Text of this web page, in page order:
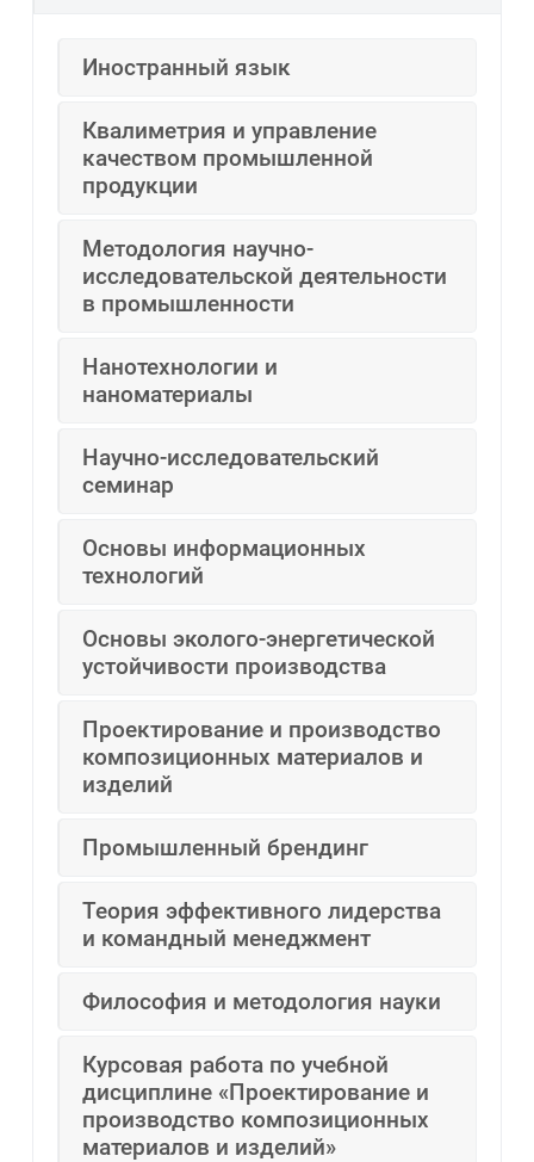
Иностранный язык
Квалиметрия и управление
качеством промышленной
продукции
Методология научно-
исследовательской деятельности
в промышленности
Нанотехнологии и
наноматериалы
Научно-исследовательский
семинар
Основы информационных
технологий
Основы эколого-энергетической
устойчивости производства
Проектирование и производство
композиционных материалов и
изделий
Промышленный брендинг
Теория эффективного лидерства
и командный менеджмент
Философия и методология науки
Курсовая работа по учебной
дисциплине «Проектирование и
производство композиционных
материалов и изделий»